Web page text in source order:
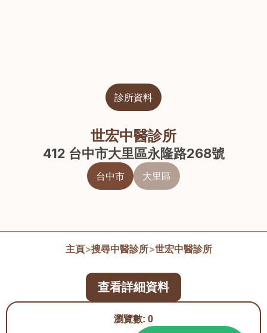
診所資料
世宏中醫診所
412 台中市大里區永隆路268號
台中市 大里區
主頁>搜尋中醫診所>世宏中醫診所
瀏覽數: 0
查看詳細資料